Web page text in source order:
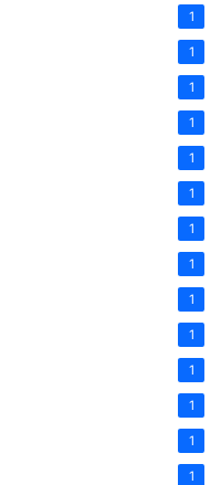
1
1
1
1
1
1
1
1
1
1
1
1
1
1